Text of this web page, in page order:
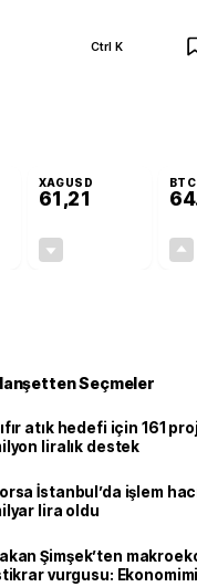
Ctrl K
XAGUSD
61,21
BTC
Seçmeler
atık hedefi için 161
liralık destek
İstanbul’da işlem
lira oldu
Şimşek’ten
vurgusu: